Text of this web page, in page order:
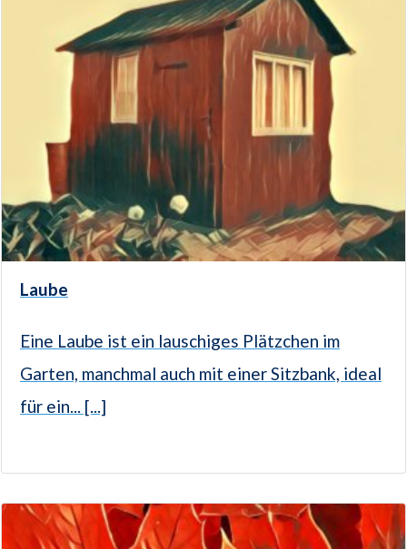
Laube
Eine Laube ist ein lauschiges Plätzchen im
Garten, manchmal auch mit einer Sitzbank, ideal
für ein... [...]